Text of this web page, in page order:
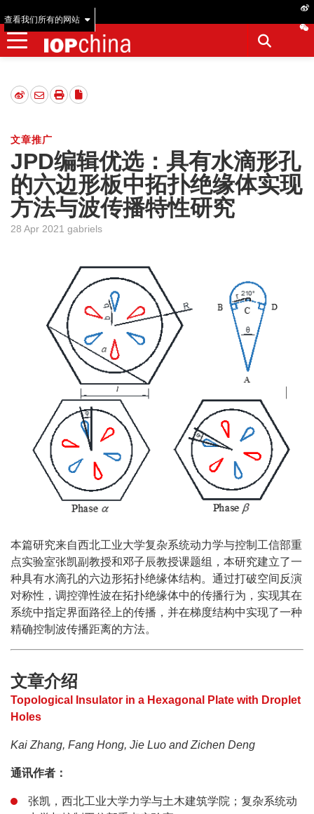
查看我们所有的网站
文章推广
JPD编辑优选：具有水滴形孔
的六边形板中拓扑绝缘体实现
方法与波传播特性研究
28 Apr 2021 gabriels
本篇研究来自西北工业大学复杂系统动力学与控制工信部重
点实验室张凯副教授和邓子辰教授课题组，本研究建立了一
种具有水滴孔的六边形拓扑绝缘体结构。通过打破空间反演
对称性，调控弹性波在拓扑绝缘体中的传播行为，实现其在
系统中指定界面路径上的传播，并在梯度结构中实现了一种
精确控制波传播距离的方法。
文章介绍
Topological Insulator in a Hexagonal Plate with Droplet
Holes
Kai Zhang, Fang Hong, Jie Luo and Zichen Deng
通讯作者：
张凯，西北工业大学力学与土木建筑学院；复杂系统动